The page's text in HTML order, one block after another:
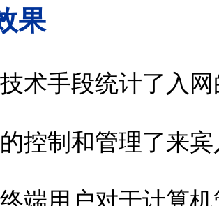
果
术手段统计了入
控制和管理了来
端用户对于计算